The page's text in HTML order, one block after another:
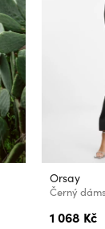
Orsay
1 068 Kč